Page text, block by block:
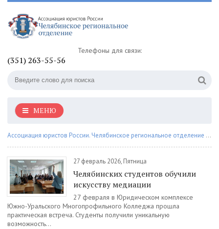
Телефоны для связи:
(351) 263-55-56
МЕНЮ
Ассоциация юристов России. Челябинское региональное отделение
27 февраль 2026, Пятница
Челябинских студентов обучили
искусству медиации
27 февраля в Юридическом комплексе
Южно-Уральского Многопрофильного Колледжа прошла
практическая встреча. Студенты получили уникальную
возможность...